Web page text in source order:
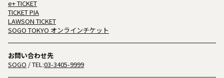
e+ TICKET
TICKET PIA
LAWSON TICKET
SOGO TOKYO オンラインチケット
お問い合わせ先
SOGO / TEL:03-3405-9999